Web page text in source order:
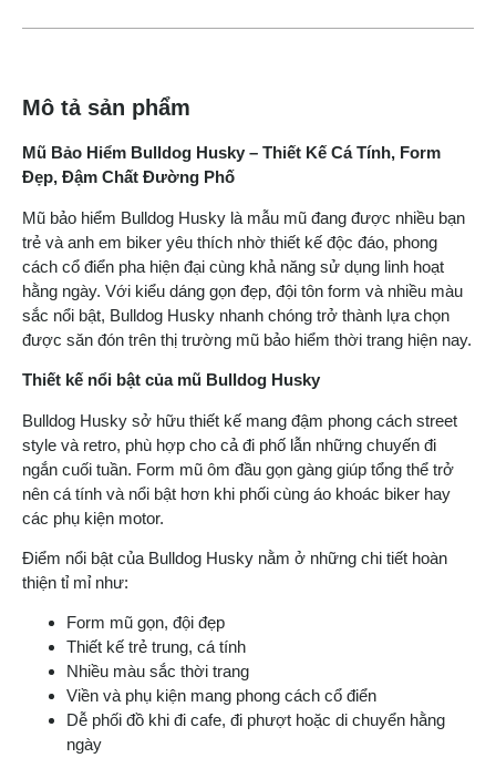
Mô tả sản phẩm
Mũ Bảo Hiểm Bulldog Husky – Thiết Kế Cá Tính, Form
Đẹp, Đậm Chất Đường Phố
Mũ bảo hiểm Bulldog Husky là mẫu mũ đang được nhiều bạn
trẻ và anh em biker yêu thích nhờ thiết kế độc đáo, phong
cách cổ điển pha hiện đại cùng khả năng sử dụng linh hoạt
hằng ngày. Với kiểu dáng gọn đẹp, đội tôn form và nhiều màu
sắc nổi bật, Bulldog Husky nhanh chóng trở thành lựa chọn
được săn đón trên thị trường mũ bảo hiểm thời trang hiện nay.
Thiết kế nổi bật của mũ Bulldog Husky
Bulldog Husky sở hữu thiết kế mang đậm phong cách street
style và retro, phù hợp cho cả đi phố lẫn những chuyến đi
ngắn cuối tuần. Form mũ ôm đầu gọn gàng giúp tổng thể trở
nên cá tính và nổi bật hơn khi phối cùng áo khoác biker hay
các phụ kiện motor.
Điểm nổi bật của Bulldog Husky nằm ở những chi tiết hoàn
thiện tỉ mỉ như:
Form mũ gọn, đội đẹp
Thiết kế trẻ trung, cá tính
Nhiều màu sắc thời trang
Viền và phụ kiện mang phong cách cổ điển
Dễ phối đồ khi đi cafe, đi phượt hoặc di chuyển hằng
ngày